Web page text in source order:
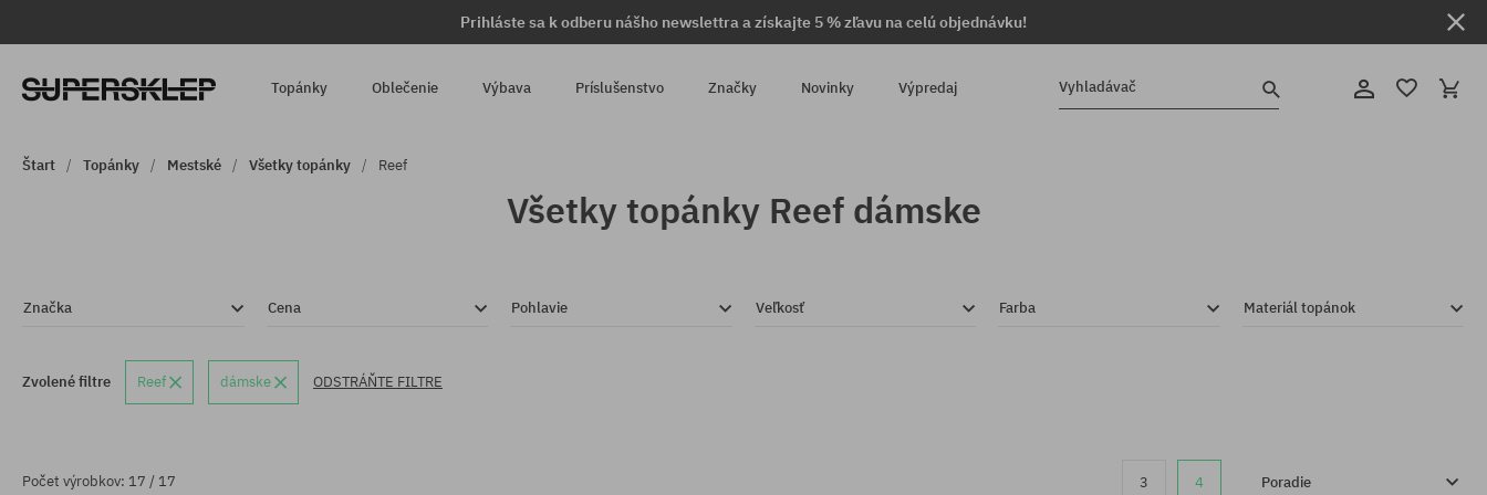
Prihláste sa k odberu nášho newslettra a získajte 5 % zľavu na celú objednávku!
Topánky Oblečenie Výbava Príslušenstvo Značky Novinky Výpredaj Vyhladávač
Štart Topánky Mestské Všetky topánky Reef
Všetky topánky Reef dámske
Značka Cena Pohlavie Veľkosť Farba Materiál topánok
Zvolené filtre Reef dámske ODSTRÁŇTE FILTRE
Počet výrobkov: 17 / 17 3 4 Poradie